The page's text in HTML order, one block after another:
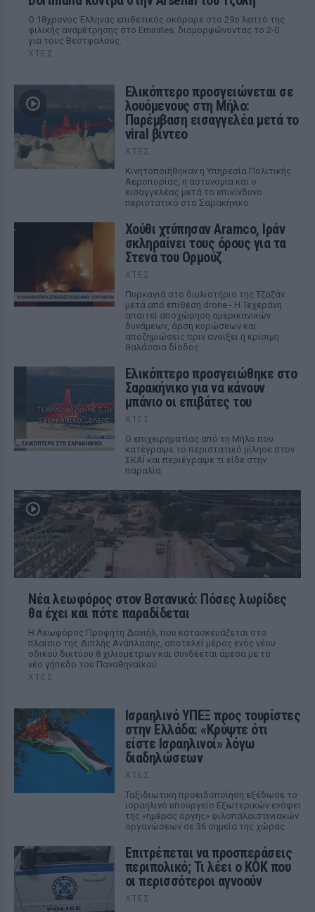
Ο 18χρονος Έλληνας επιθετικός σκόραρε στο 29ο λεπτό της
φιλικής αναμέτρησης στο Emirates, διαμορφώνοντας το 2-0
για τους Βεστφαλούς.
ΧΤΕΣ
Ελικόπτερο προσγειώνεται σε
λουόμενους στη Μήλο:
Παρέμβαση εισαγγελέα μετά το
viral βίντεο
ΧΤΕΣ
Κινητοποιήθηκαν η Υπηρεσία Πολιτικής
Αεροπορίας, η αστυνομία και ο
εισαγγελέας μετά το επικίνδυνο
περιστατικό στο Σαρακήνικο
Χούθι χτύπησαν Aramco, Ιράν
σκληραίνει τους όρους για τα
Στενά του Ορμούζ
ΧΤΕΣ
Πυρκαγιά στο διυλιστήριο της Τζαζάν
μετά από επίθεση drone - Η Τεχεράνη
απαιτεί αποχώρηση αμερικανικών
δυνάμεων, άρση κυρώσεων και
αποζημιώσεις πριν ανοίξει η κρίσιμη
θαλάσσια δίοδος
Ελικόπτερο προσγειώθηκε στο
Σαρακήνικο για να κάνουν
μπάνιο οι επιβάτες του
ΧΤΕΣ
Ο επιχειρηματίας από τη Μήλο που
κατέγραψε το περιστατικό μίλησε στον
ΣΚΑΪ και περιέγραψε τι είδε στην
παραλία
Νέα λεωφόρος στον Βοτανικό: Πόσες λωρίδες
θα έχει και πότε παραδίδεται
Η Λεωφόρος Προφήτη Δανιήλ, που κατασκευάζεται στο
πλαίσιο της Διπλής Ανάπλασης, αποτελεί μέρος ενός νέου
οδικού δικτύου 8 χιλιομέτρων και συνδέεται άμεσα με το
νέο γήπεδο του Παναθηναϊκού.
ΧΤΕΣ
Ισραηλινό ΥΠΕΞ προς τουρίστες
στην Ελλάδα: «Κρύψτε ότι
είστε Ισραηλινοί» λόγω
διαδηλώσεων
ΧΤΕΣ
Ταξιδιωτική προειδοποίηση εξέδωσε το
ισραηλινό υπουργείο Εξωτερικών ενόψει
της «ημέρας οργής» φιλοπαλαιστινιακών
οργανώσεων σε 36 σημεία της χώρας.
Επιτρέπεται να προσπεράσεις
περιπολικό; Τι λέει ο ΚΟΚ που
οι περισσότεροι αγνοούν
ΧΤΕΣ